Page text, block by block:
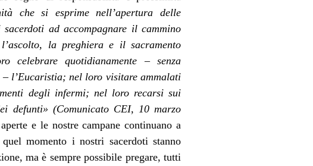
che si esprime nell’apertura delle
ad accompagnare il cammino
la preghiera e il sacramento
celebrare quotidianamente – senza
l’Eucaristia; nel loro visitare ammalati
degli infermi; nel loro recarsi sui
defunti» (Comunicato CEI, 10 marzo
e le nostre campane continuano a
momento i nostri sacerdoti stanno
ma è sempre possibile pregare, tutti